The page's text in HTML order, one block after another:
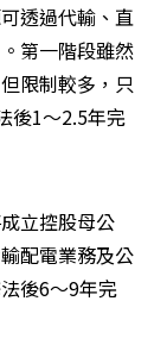
透過代輸、直
第一階段雖然
限制較多，只
後1～2.5年完
立控股母公
配電業務及公
後6～9年完